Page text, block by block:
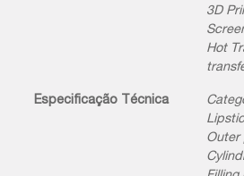
3D
Hot
Especificação Técnica
Outer